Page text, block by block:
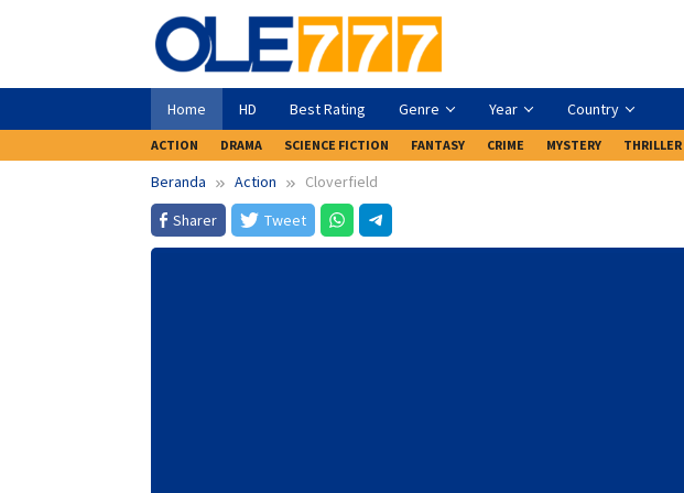
Home HD Best Rating Genre Year Country
ACTION DRAMA SCIENCE FICTION FANTASY CRIME MYSTERY THRILLER
Beranda Action
Cloverfield
Sharer
Tweet